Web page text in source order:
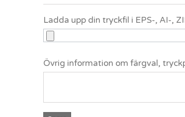
Ladda upp din tryckfil i EPS-, AI-,
Övrig information om färgval,